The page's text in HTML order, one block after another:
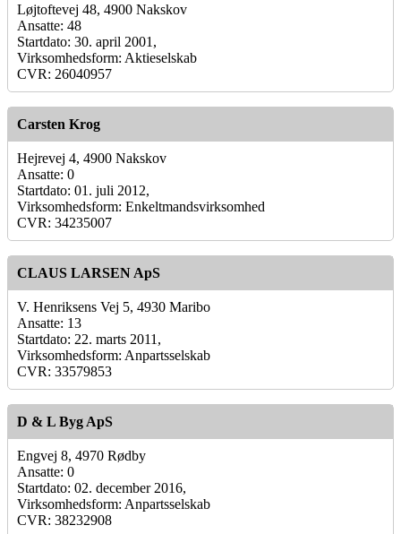
Løjtoftevej 48, 4900 Nakskov
Ansatte: 48
Startdato: 30. april 2001,
Virksomhedsform: Aktieselskab
CVR: 26040957
Carsten Krog
Hejrevej 4, 4900 Nakskov
Ansatte: 0
Startdato: 01. juli 2012,
Virksomhedsform: Enkeltmandsvirksomhed
CVR: 34235007
CLAUS LARSEN ApS
V. Henriksens Vej 5, 4930 Maribo
Ansatte: 13
Startdato: 22. marts 2011,
Virksomhedsform: Anpartsselskab
CVR: 33579853
D & L Byg ApS
Engvej 8, 4970 Rødby
Ansatte: 0
Startdato: 02. december 2016,
Virksomhedsform: Anpartsselskab
CVR: 38232908